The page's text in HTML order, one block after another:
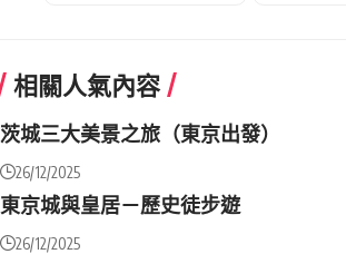
相關人氣內容
茨城三大美景之旅（東京出發）
26/12/2025
東京城與皇居－歷史徒步遊
26/12/2025